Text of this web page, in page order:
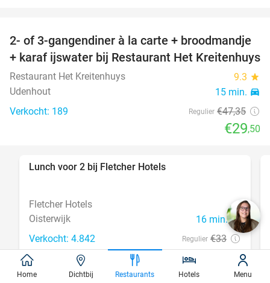
38%
2- of 3-gangendiner à la carte + broodmandje
+ karaf ijswater bij Restaurant Het Kreitenhuys
Restaurant Het Kreitenhuys 9.3 star
Udenhout 15 min. directions_car
Verkocht: 189 Regulier €47,35
€29,50
Lunch voor 2 bij Fletcher Hotels
Fletcher Hotels
Oisterwijk
16 min.directions_car
Verkocht: 4.842 Regulier €33
,90
Home Dichtbij Restaurants Hotels Menu